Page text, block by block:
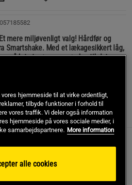
mere miljøvenligt valg! Hårdfør og
Smartshake. Med et lækagesikkert låg,
så let at gøre ren, gør den til det
(51)
– Et mere miljøvenligt
shaker i stål fra
låg, stilren
hjemmeside til at virke ordentligt,
tilbyde funktioner i forhold til
vores traffik. Vi deler også information
hjemmeside på vores sociale medier, i
samarbejdspartnere. More information
alle cookies